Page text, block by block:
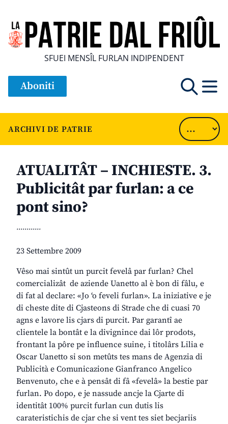
SFUEI MENSÎL FURLAN INDIPENDENT
Aboniti
ARCHIVI DE PATRIE
ATUALITÂT – INCHIESTE. 3.
Publicitât par furlan: a ce
pont sino?
............
23 Settembre 2009
Vêso mai sintût un purcit fevelâ par furlan? Chel
comercializât de aziende Uanetto al è bon di fâlu, e
di fat al declare: «Jo ‘o feveli furlan». La iniziative e je
di cheste dite di Cjasteons di Strade che di cuasi 70
agns e lavore lis cjars di purcit. Par garantî ae
clientele la bontât e la divignince dai lôr prodots,
frontant la pôre pe influence suine, i titolârs Lilia e
Oscar Uanetto si son metûts tes mans de Agenzia di
Publicità e Comunicazione Gianfranco Angelico
Benvenuto, che e à pensât di fâ «fevelâ» la bestie par
furlan. Po dopo, e je nassude ancje la Cjarte di
identitât 100% purcit furlan cun dutis lis
carateristichis de cjar che si vent tes siet becjariis